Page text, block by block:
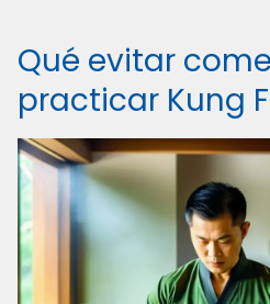
Qué evitar
practicar Kung